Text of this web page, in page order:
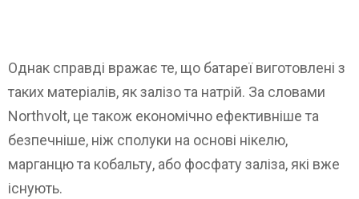
Однак справді вражає те, що батареї виготовлені з
таких матеріалів, як залізо та натрій. За словами
Northvolt, це також економічно ефективніше та
безпечніше, ніж сполуки на основі нікелю,
марганцю та кобальту, або фосфату заліза, які вже
існують.